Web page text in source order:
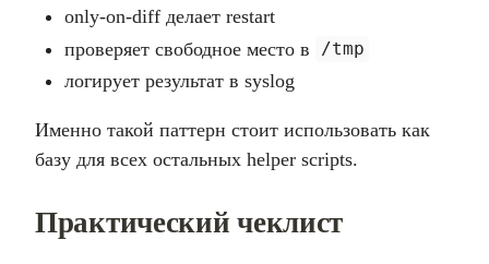
only-on-diff делает restart
проверяет свободное место в
/tmp
логирует результат в syslog
Именно такой паттерн стоит использовать как
базу для всех остальных helper scripts.
Практический чеклист